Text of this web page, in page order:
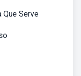
Que Serve